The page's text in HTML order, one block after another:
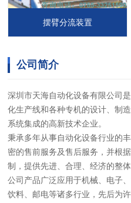
摆臂分流装置
公司简介
深圳市天海自动化设备有限公司
化生产线和各种专机的设计、制
系统集成的高新技术企业。
秉承多年从事自动化设备行业的
密的售前服务及售后服务，并根
制，提供先进、合理、经济的整体
公司产品广泛应用于机械、电子
饮料、邮电等诸多行业，先后为